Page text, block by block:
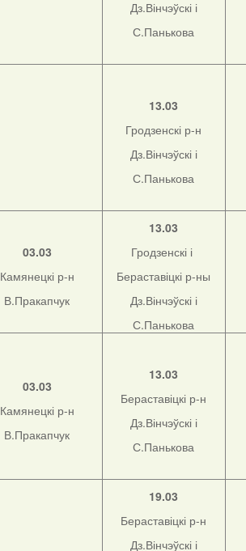
Дз.Вінчэўскі і
С.Панькова
13.03
Гродзенскі р-н
Дз.Вінчэўскі і
С.Панькова
03.03
Камянецкі р-н
В.Пракапчук
13.03
Гродзенскі і
Бераставіцкі р-ны
Дз.Вінчэўскі і
С.Панькова
03.03
Камянецкі р-н
В.Пракапчук
13.03
Бераставіцкі р-н
Дз.Вінчэўскі і
С.Панькова
19.03
Бераставіцкі р-н
Дз.Вінчэўскі і